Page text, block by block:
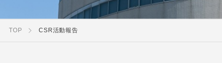
TOP CSR活動報告